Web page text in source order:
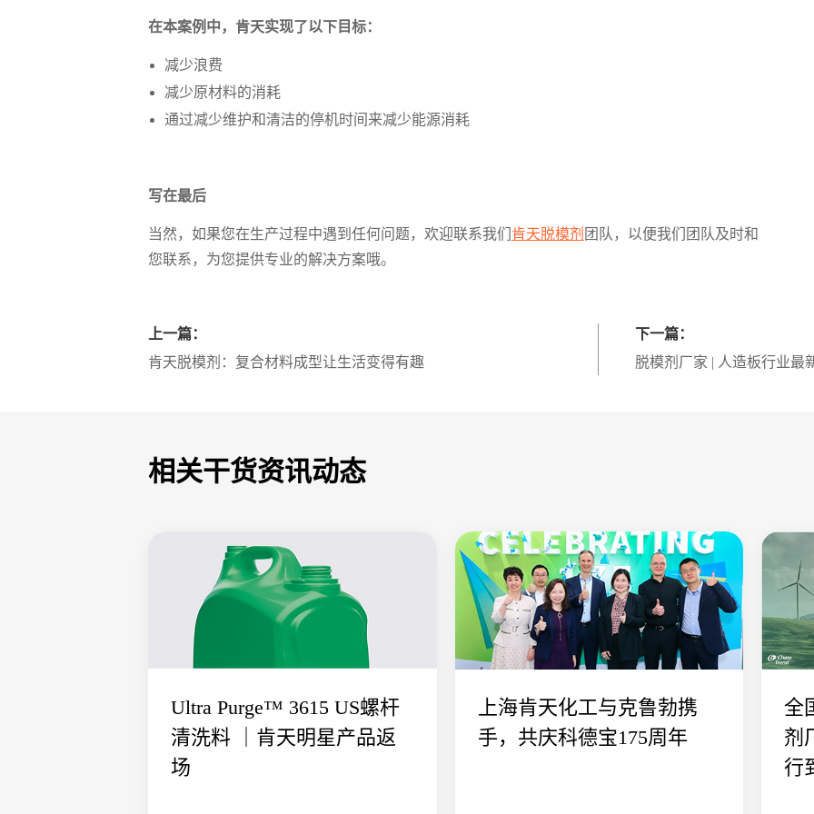
在本案例中，肯天实现了以下目标：
减少浪费
减少原材料的消耗
通过减少维护和清洁的停机时间来减少能源消耗
写在最后
当然，如果您在生产过程中遇到任何问题，欢迎联系我们 肯天脱模剂 团队，以便我们团队及时和
您联系，为您提供专业的解决方案哦。
上一篇：
肯天脱模剂：复合材料成型让生活变得有趣
下一篇：
脱模剂厂家 | 人造板行业最
相关干货资讯动态
Ultra Purge™ 3615 US螺杆
清洗料 ｜肯天明星产品返
场
上海肯天化工与克鲁勃携
手，共庆科德宝175周年
全
剂
行